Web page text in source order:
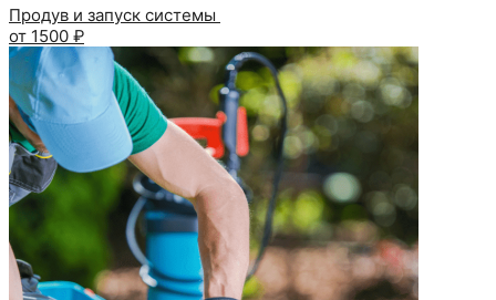
Продув и запуск системы
от 1500 ₽